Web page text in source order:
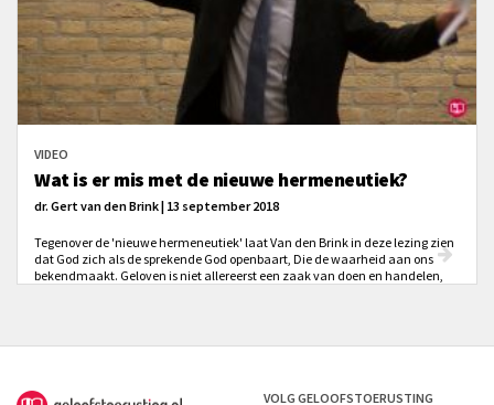
VIDEO
Wat is er mis met de nieuwe hermeneutiek?
dr. Gert van den Brink | 13 september 2018
Tegenover de 'nieuwe hermeneutiek' laat Van den Brink in deze lezing zien
dat God zich als de sprekende God openbaart, Die de waarheid aan ons
bekendmaakt. Geloven is niet allereerst een zaak van doen en handelen,
VOLG GELOOFSTOERUSTING